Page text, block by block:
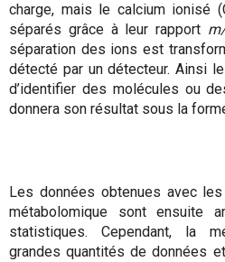
charge, mais le calcium ionisé
séparés grâce à leur rapport
séparation des ions est
détecté par un détecteur. Ainsi
d’identifier des molécules ou
donnera son résultat sous la
Les données obtenues avec
métabolomique sont ensuite
statistiques. Cependant, la
grandes quantités de données